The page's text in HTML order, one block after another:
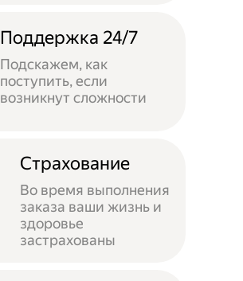
Поддержка 24/7
Подскажем, как
поступить, если
возникнут сложности
Страхование
Во время выполнения
заказа ваши жизнь и
здоровье
застрахованы